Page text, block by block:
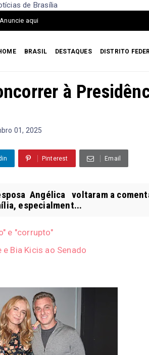
de Brasília
Anuncie aqui
BRASIL DESTAQUES DISTRITO
à
01, 2025
Pinterest Email
Angélica voltaram a
especialment...
e "corrupto"
Bia Kicis ao Senado